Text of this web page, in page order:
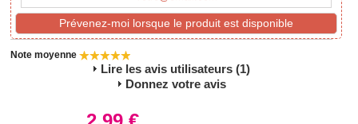
Prévenez-moi lorsque le produit est disponible
Note moyenne
Lire les avis utilisateurs (1)
Donnez votre avis